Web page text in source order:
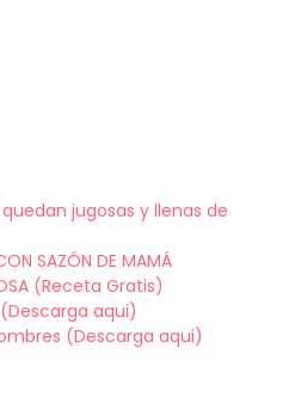
jugosas y llenas de
SAZÓN DE MAMÁ
(Receta Gratis)
aqui)
(Descarga aqui)